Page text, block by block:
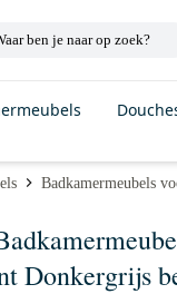
Badkamermeubels
Donkergrijs